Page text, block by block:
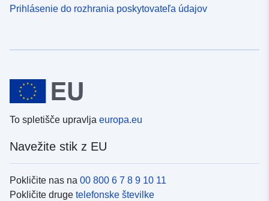
Prihlásenie do rozhrania poskytovateľa údajov
To spletišče upravlja europa.eu
Navežite stik z EU
Pokličite nas na 00 800 6 7 8 9 10 11
Pokličite druge telefonske številke